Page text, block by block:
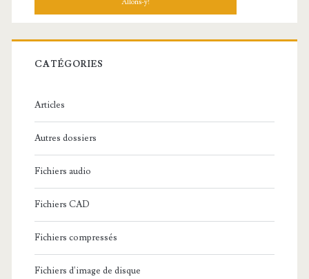
h
r
c
:
CATÉGORIES
Articles
Autres dossiers
Fichiers audio
Fichiers CAD
Fichiers compressés
Fichiers d'image de disque